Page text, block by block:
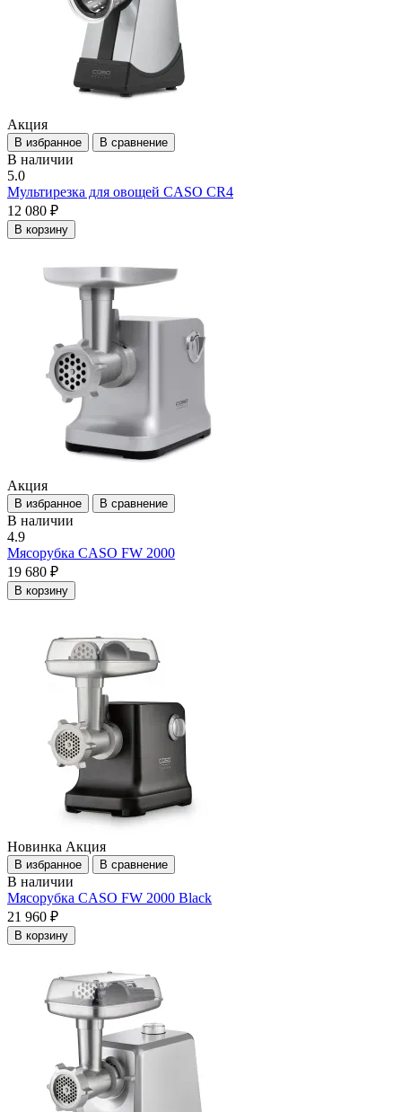
Акция
В избранное В сравнение
В наличии
5.0
Мультирезка для овощей CASO CR4
12 080 ₽
В корзину
Акция
В избранное В сравнение
В наличии
4.9
Мясорубка CASO FW 2000
19 680 ₽
В корзину
Новинка Акция
В избранное В сравнение
В наличии
Мясорубка CASO FW 2000 Black
21 960 ₽
В корзину